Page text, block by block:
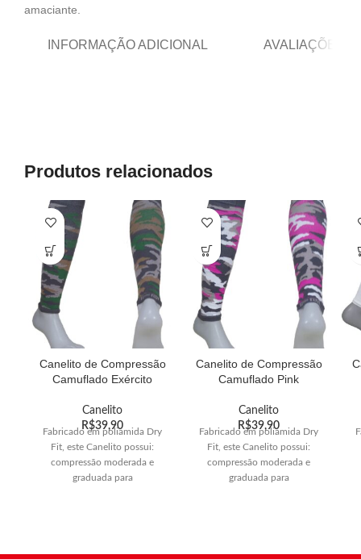
amaciante.
INFORMAÇÃO ADICIONAL AVALIAÇÕES
Produtos relacionados
Canelito de Compressão
Camuflado Exército
Canelito
R$39,90
Fabricado em poliamida Dry
Fit, este Canelito possui:
compressão moderada e
graduada para
Canelito de Compressão
Camuflado Pink
Canelito
R$39,90
Fabricado em poliamida Dry
Fit, este Canelito possui:
compressão moderada e
graduada para